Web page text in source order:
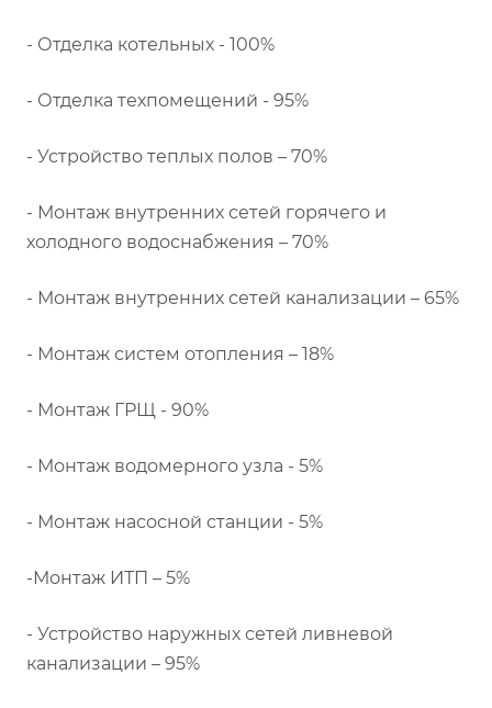
- Отделка котельных - 100%
- Отделка техпомещений - 95%
- Устройство теплых полов – 70%
- Монтаж внутренних сетей горячего и
холодного водоснабжения – 70%
- Монтаж внутренних сетей канализации – 65%
- Монтаж систем отопления – 18%
- Монтаж ГРЩ - 90%
- Монтаж водомерного узла - 5%
- Монтаж насосной станции - 5%
-Монтаж ИТП – 5%
- Устройство наружных сетей ливневой
канализации – 95%